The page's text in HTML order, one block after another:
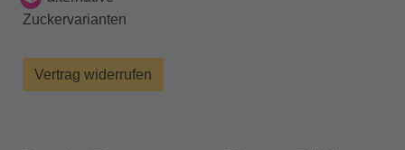
Zuckervarianten
Vertrag widerrufen